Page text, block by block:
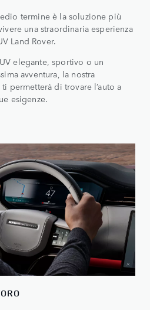
termine è la soluzione più
una straordinaria esperienza
Land Rover.
elegante, sportivo o un
avventura, la nostra
permetterà di trovare l’auto a
esigenze.